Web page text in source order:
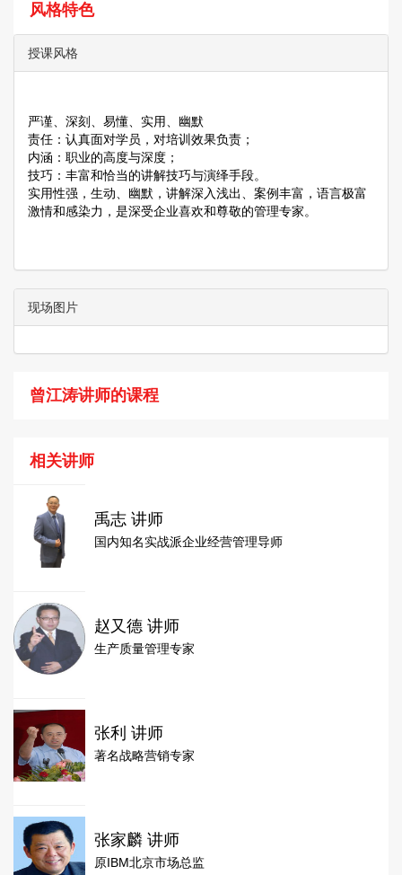
风格特色
授课风格
严谨、深刻、易懂、实用、幽默
责任：认真面对学员，对培训效果负责；
内涵：职业的高度与深度；
技巧：丰富和恰当的讲解技巧与演绎手段。
实用性强，生动、幽默，讲解深入浅出、案例丰富，语言极富
激情和感染力，是深受企业喜欢和尊敬的管理专家。
现场图片
曾江涛讲师的课程
相关讲师
禹志 讲师
国内知名实战派企业经营管理导师
赵又德 讲师
生产质量管理专家
张利 讲师
著名战略营销专家
张家麟 讲师
原IBM北京市场总监